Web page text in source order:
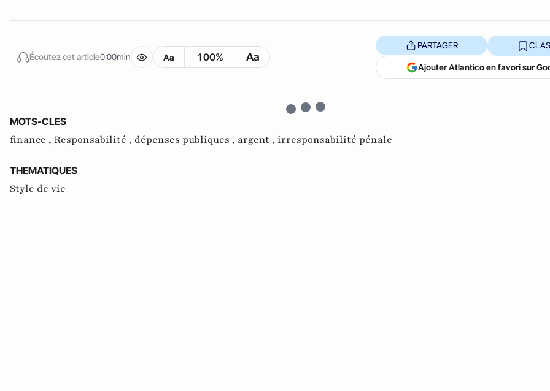
Écoutez cet article0:00min Aa 100% Aa
PARTAGER
Ajouter Atlantico en favori sur
MOTS-CLES
finance , Responsabilité , dépenses publiques , argent , irresponsabilité pénale
THEMATIQUES
Style de vie